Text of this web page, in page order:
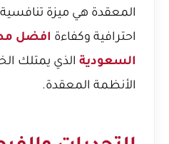
المعقدة هي ميزة
احترافية وكفاءة افضل
السعودية الذي يمتلك
الأنظمة المعقدة.